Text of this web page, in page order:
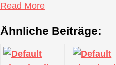
Read More
Ähnliche Beiträge: